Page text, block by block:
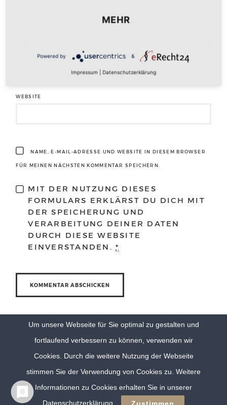
E-MAIL-ADRESSE
WEBSITE
NAME, E-MAIL-ADRESSE UND WEBSITE IN DIESEM BROWSER
FÜR MEINEN NÄCHSTEN KOMMENTAR SPEICHERN.
MIT DER NUTZUNG DIESES
FORMULARS ERKLÄRST DU DICH MIT
DER SPEICHERUNG UND
VERARBEITUNG DEINER DATEN
DURCH DIESE WEBSITE
EINVERSTANDEN.*
© Eva Berten Photography |
Um unsere Webseite für Sie optimal zu gestalten und
fortlaufend verbessern zu können, verwenden wir
Cookies. Durch die weitere Nutzung der Webseite
stimmen Sie der Verwendung von Cookies zu. Weitere
Informationen zu Cookies erhalten Sie in unserer
Datenschutzerklärung
MEHR
Powered by &
Impressum Datenschutzerklärung